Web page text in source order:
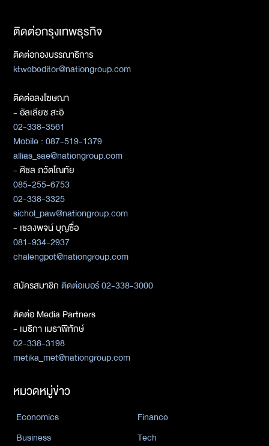
ติดต่อกรุงเทพธุรกิจ
ติดต่อกองบรรณาธิการ
ktwebeditor@nationgroup.com
ติดต่อลงโฆษณา
- อัลเลียซ สะอิ
02-338-3561
Mobile : 087-519-1379
allias_sae@nationgroup.com
- ศิชล ภวัตโณทัย
085-255-6753
02-338-3325
sichol_paw@nationgroup.com
- เชลงพจน์ บุญซื่อ
081-934-2937
chalengpot@nationgroup.com
สมัครสมาชิกติดต่อเบอร์ 02-338-3000
ติดต่อ Media Partners
- เมธิกา เมธาพิทักษ์
02-338-3198
metika_met@nationgroup.com
หมวดหมู่ข่าว
Economics
Finance
Business
Tech